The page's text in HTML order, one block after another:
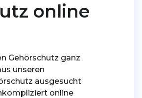
online
Gehörschutz ganz
unseren
ausgesucht
online